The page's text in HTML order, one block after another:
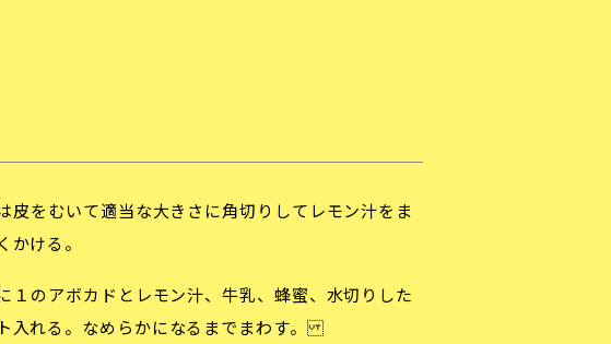
皮をむいて適当な大きさに角切りしてレモン汁をま
かける。
１のアボカドとレモン汁、牛乳、蜂蜜、水切りした
入れる。なめらかになるまでまわす。